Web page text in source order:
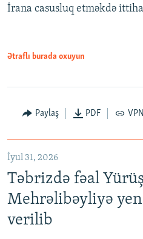
İrana casusluq etməkdə
Ətraflı burada oxuyun
Paylaş PDF
İyul 31, 2026
Təbrizdə fəal Yürüş
Mehrəlibəyliyə
verilib